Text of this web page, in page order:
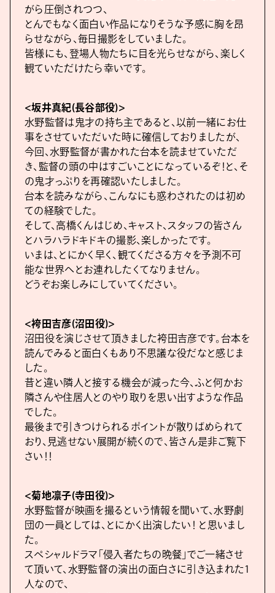
がら圧倒されつつ、
とんでもなく面白い作品になりそうな予感に胸を昂
らせながら、毎日撮影をしていました。
皆様にも、登場人物たちに目を光らせながら、楽しく
観ていただけたら幸いです。
<坂井真紀(長谷部役)>
水野監督は鬼才の持ち主であると、以前一緒にお仕
事をさせていただいた時に確信しておりましたが、
今回、水野監督が書かれた台本を読ませていただ
き、監督の頭の中はすごいことになっているぞ！と、そ
の鬼才っぷりを再確認いたしました。
台本を読みながら、こんなにも惑わされたのは初め
ての経験でした。
そして、高橋くんはじめ、キャスト、スタッフの皆さん
とハラハラドキドキの撮影、楽しかったです。
いまは、とにかく早く、観てくださる方々を予測不可
能な世界へとお連れしたくてなりません。
どうぞお楽しみにしていてください。
<袴田吉彦(沼田役)>
沼田役を演じさせて頂きました袴田吉彦です。台本を
読んでみると面白くもあり不思議な役だなと感じま
した。
昔と違い隣人と接する機会が減った今、ふと何かお
隣さんや住居人とのやり取りを思い出すような作品
でした。
最後まで引きつけられるポイントが散りばめられて
おり、見逃せない展開が続くので、皆さん是非ご覧下
さい！！
<菊地凛子(寺田役)>
水野監督が映画を撮るという情報を聞いて、水野劇
団の一員としては、とにかく出演したい！ と思いまし
た。
スペシャルドラマ「侵入者たちの晩餐」でご一緒させ
て頂いて、水野監督の演出の面白さに引き込まれた1
人なので、